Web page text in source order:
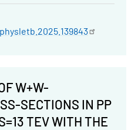
W+W-
SECTIONS IN PP
TEV WITH THE